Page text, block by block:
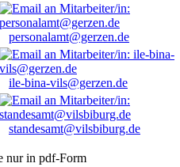
personalamt@gerzen.de
ile-bina-vils@gerzen.de
standesamt@vilsbiburg.de